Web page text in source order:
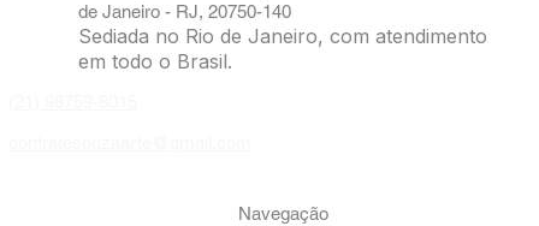
de Janeiro - RJ, 20750-140
Sediada no Rio de Janeiro, com atendimento
em todo o Brasil.
Navegação